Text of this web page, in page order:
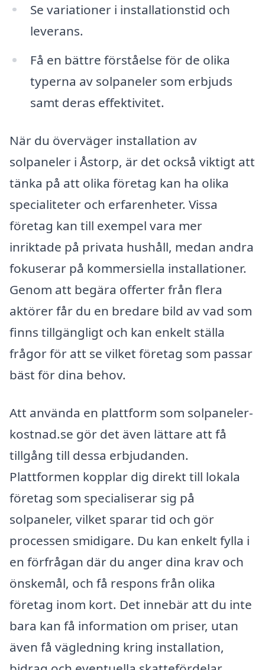
Se variationer i installationstid och
leverans.
Få en bättre förståelse för de olika
typerna av solpaneler som erbjuds
samt deras effektivitet.
När du överväger installation av
solpaneler i Åstorp, är det också viktigt att
tänka på att olika företag kan ha olika
specialiteter och erfarenheter. Vissa
företag kan till exempel vara mer
inriktade på privata hushåll, medan andra
fokuserar på kommersiella installationer.
Genom att begära offerter från flera
aktörer får du en bredare bild av vad som
finns tillgängligt och kan enkelt ställa
frågor för att se vilket företag som passar
bäst för dina behov.
Att använda en plattform som solpaneler-
kostnad.se gör det även lättare att få
tillgång till dessa erbjudanden.
Plattformen kopplar dig direkt till lokala
företag som specialiserar sig på
solpaneler, vilket sparar tid och gör
processen smidigare. Du kan enkelt fylla i
en förfrågan där du anger dina krav och
önskemål, och få respons från olika
företag inom kort. Det innebär att du inte
bara kan få information om priser, utan
även få vägledning kring installation,